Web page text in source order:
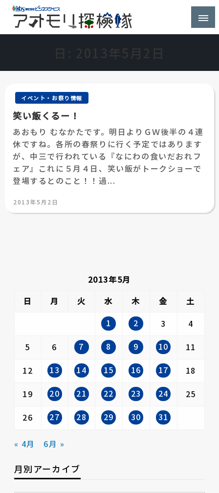
アオモリ探検隊
株式会社ビジネスサービス社員が青森県を探検するブ
2013年5月2日
イベント・お祭り情報
笑い飯くるー！
あおもり むなかたです。明日よりＧＷ後半の４連
休ですね。各所の春祭りに行く予定ではあります
が、中三で行われている『なにわの食いだおれフ
ェア』これに５月４日、笑い飯がトークショーで
登場するとのこと！！過...
投
日:
2013年5月2日
2013年5月
日
月 火 水 木 金
土
1
2 3
4
5
6 7 8 9 10
11
12
13 14 15 16 17
18
19
20 21 22 23 24
25
26
27 28 29 30 31
« 4月 6月 »
月別アーカイブ